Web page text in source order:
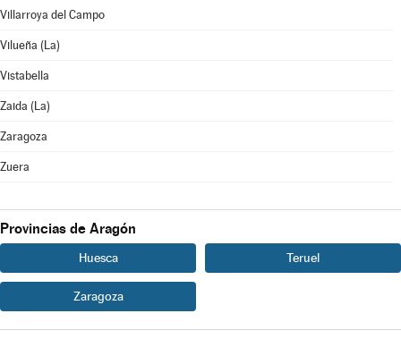
Villarroya del Campo
Vilueña (La)
Vistabella
Zaida (La)
Zaragoza
Zuera
Provincias de Aragón
Huesca Teruel
Zaragoza